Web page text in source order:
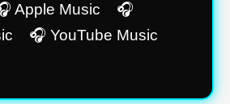
Apple Music 🎧
🎧 YouTube Music